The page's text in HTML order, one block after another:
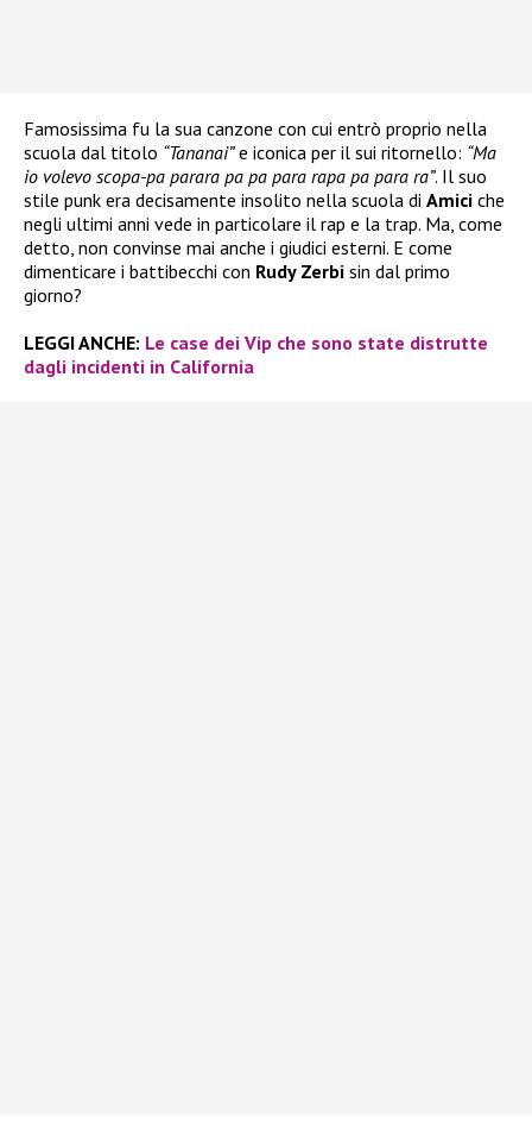
Famosissima fu la sua canzone con cui entrò proprio nella
scuola dal titolo “Tananai”e iconica per il sui ritornello: “Ma
io volevo scopa-pa parara pa pa para rapa pa para ra”. Il suo
stile punk era decisamente insolito nella scuola di Amici che
negli ultimi anni vede in particolare il rap e la trap. Ma, come
detto, non convinse mai anche i giudici esterni. E come
dimenticare i battibecchi con Rudy Zerbi sin dal primo
giorno?
LEGGI ANCHE: Le case dei Vip che sono state distrutte
dagli incidenti in California